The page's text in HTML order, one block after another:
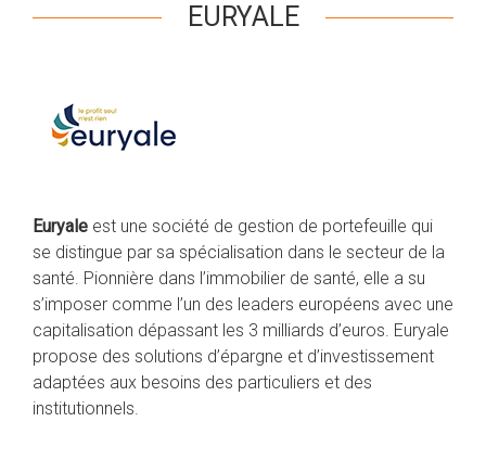
EURYALE
Euryale est une société de gestion de portefeuille qui
se distingue par sa spécialisation dans le secteur de la
santé. Pionnière dans l’immobilier de santé, elle a su
s’imposer comme l’un des leaders européens avec une
capitalisation dépassant les 3 milliards d’euros. Euryale
propose des solutions d’épargne et d’investissement
adaptées aux besoins des particuliers et des
institutionnels.